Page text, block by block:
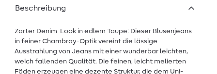
Beschreibung
Zarter Denim-Look in edlem Taupe: Dieser Blusenjeans
in feiner Chambray-Optik vereint die lässige
Ausstrahlung von Jeans mit einer wunderbar leichten,
weich fallenden Qualität. Die feinen, leicht melierten
Fäden erzeugen eine dezente Struktur, die dem Uni-